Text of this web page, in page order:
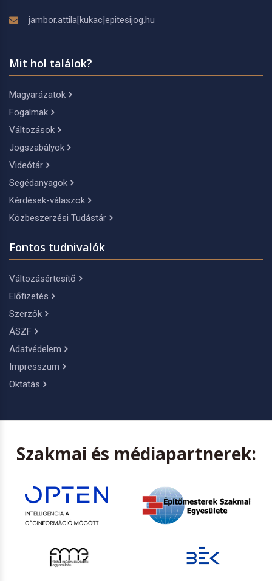
jambor.attila[kukac]epitesijog.hu
Mit hol találok?
Magyarázatok
Fogalmak
Változások
Jogszabályok
Videótár
Segédanyagok
Kérdések-válaszok
Közbeszerzési Tudástár
Fontos tudnivalók
Változásértesítő
Előfizetés
Szerzők
ÁSZF
Adatvédelem
Impresszum
Oktatás
Szakmai és médiapartnerek: